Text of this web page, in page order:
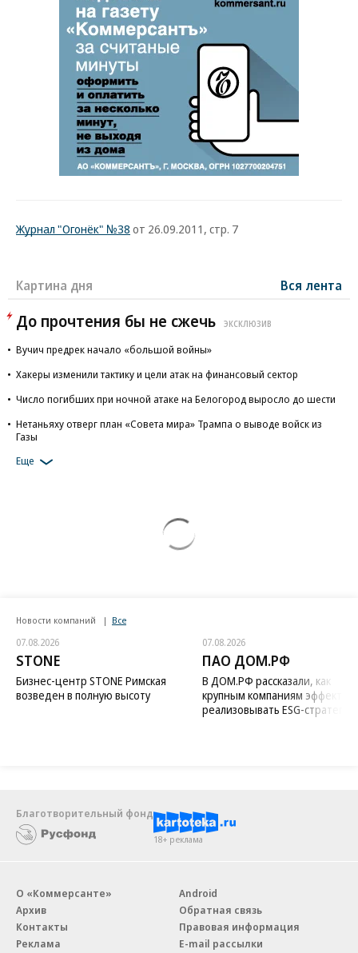
Журнал "Огонёк" №38 от 26.09.2011, стр. 7
Картина дня Вся лента
До прочтения бы не сжечь ЭКСКЛЮЗИВ
Вучич предрек начало «большой войны»
Хакеры изменили тактику и цели атак на финансовый сектор
Число погибших при ночной атаке на Белогород выросло до шести
Нетаньяху отверг план «Совета мира» Трампа о выводе войск из
Газы
Еще
Новости компаний Все
07.08.2026
STONE
Бизнес-центр STONE Римская
возведен в полную высоту
07.08.2026
ПАО ДОМ.РФ
В ДОМ.РФ рассказали, как
крупным компаниям
реализовывать ESG-стратегию
Благотворительный фонд
18+ реклама
О «Коммерсанте»
Архив
Контакты
Реклама
Android
Обратная связь
Правовая информация
E-mail рассылки